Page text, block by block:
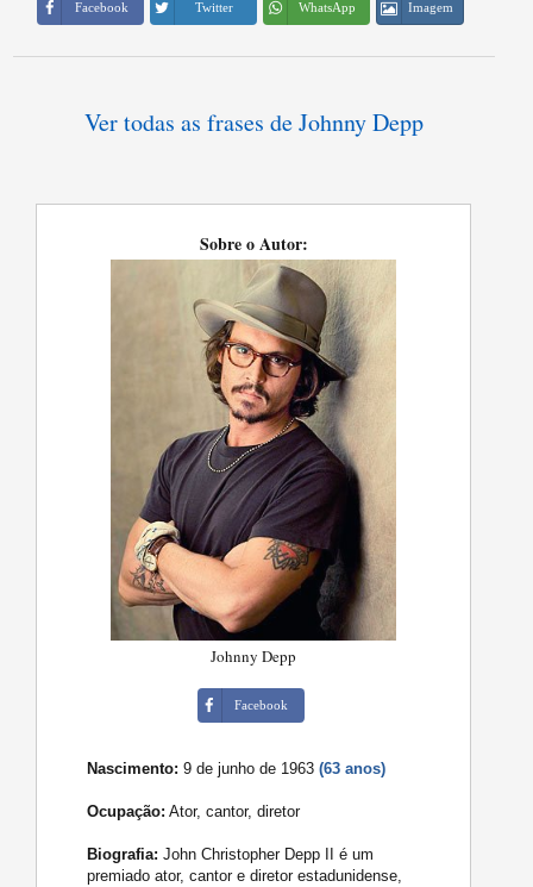
Facebook Twitter WhatsApp Imagem
Ver todas as frases de Johnny Depp
Sobre o Autor:
Johnny Depp
Facebook
Nascimento: 9 de junho de 1963(63 anos)
Ocupação: Ator, cantor, diretor
Biografia: John Christopher Depp II é um
premiado ator, cantor e diretor estadunidense,